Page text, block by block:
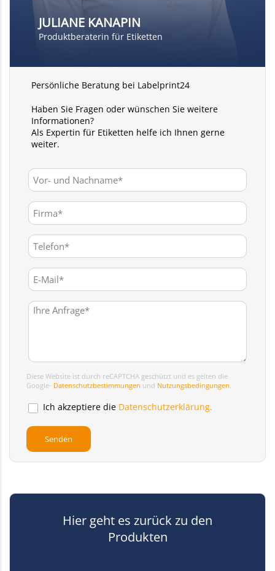
JULIANE KANAPIN
Produktberaterin für Etiketten
Persönliche Beratung bei Labelprint24
Haben Sie Fragen oder wünschen Sie weitere
Informationen?
Als Expertin für Etiketten helfe ich Ihnen gerne
weiter.
Diese Website ist durch reCAPTCHA geschützt und es gelten die
Google- Datenschutzbestimmungen und Nutzungsbedingungen
Ich akzeptiere die Datenschutzerklärung.
Hier geht es zurück zu den
Produkten